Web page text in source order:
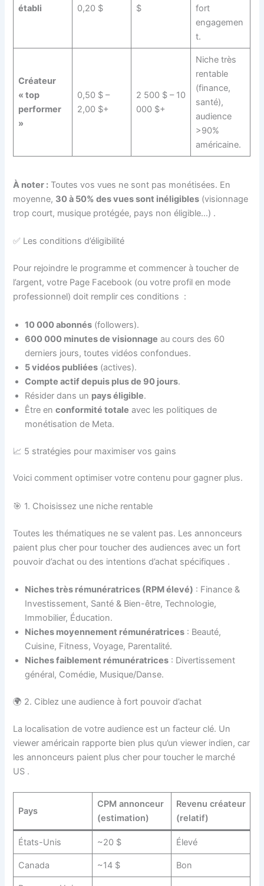
établi
0,20 $
$
fort
engagemen
t.
Créateur
« top
performer
»
0,50 $ –
2,00 $+
2 500 $ – 10
000 $+
Niche très
rentable
(finance,
santé),
audience
>90%
américaine.
À noter : Toutes vos vues ne sont pas monétisées. En
moyenne, 30 à 50% des vues sont inéligibles (visionnage
trop court, musique protégée, pays non éligible…) .
✅ Les conditions d’éligibilité
Pour rejoindre le programme et commencer à toucher de
l’argent, votre Page Facebook (ou votre profil en mode
professionnel) doit remplir ces conditions :
10 000 abonnés (followers).
600 000 minutes de visionnage au cours des 60
derniers jours, toutes vidéos confondues.
5 vidéos publiées (actives).
Compte actif depuis plus de 90 jours.
Résider dans un pays éligible.
Être enconformité totale avec les politiques de
monétisation de Meta.
📈 5 stratégies pour maximiser vos gains
Voici comment optimiser votre contenu pour gagner plus.
🎯 1. Choisissez une niche rentable
Toutes les thématiques ne se valent pas. Les annonceurs
paient plus cher pour toucher des audiences avec un fort
pouvoir d’achat ou des intentions d’achat spécifiques .
Niches très rémunératrices (RPM élevé) : Finance &
Investissement, Santé & Bien-être, Technologie,
Immobilier, Éducation.
Niches moyennement rémunératrices : Beauté,
Cuisine, Fitness, Voyage, Parentalité.
Niches faiblement rémunératrices : Divertissement
général, Comédie, Musique/Danse.
🌍 2. Ciblez une audience à fort pouvoir d’achat
La localisation de votre audience est un facteur clé. Un
viewer américain rapporte bien plus qu’un viewer indien, car
les annonceurs paient plus cher pour toucher le marché
US .
Pays
CPM annonceur
(estimation)
Revenu créateur
(relatif)
États-Unis ~20 $ Élevé
Canada ~14 $ Bon